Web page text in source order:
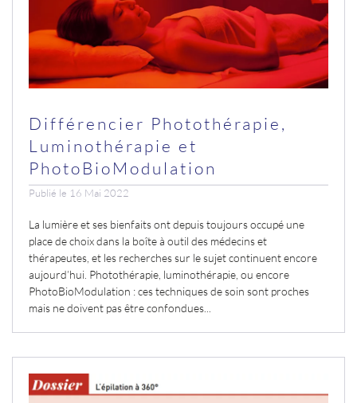
Différencier Photothérapie,
Luminothérapie et
PhotoBioModulation
Publié le 16 Mai 2022
La lumière et ses bienfaits ont depuis toujours occupé une
place de choix dans la boîte à outil des médecins et
thérapeutes, et les recherches sur le sujet continuent encore
aujourd’hui. Photothérapie, luminothérapie, ou encore
PhotoBioModulation : ces techniques de soin sont proches
mais ne doivent pas être confondues...